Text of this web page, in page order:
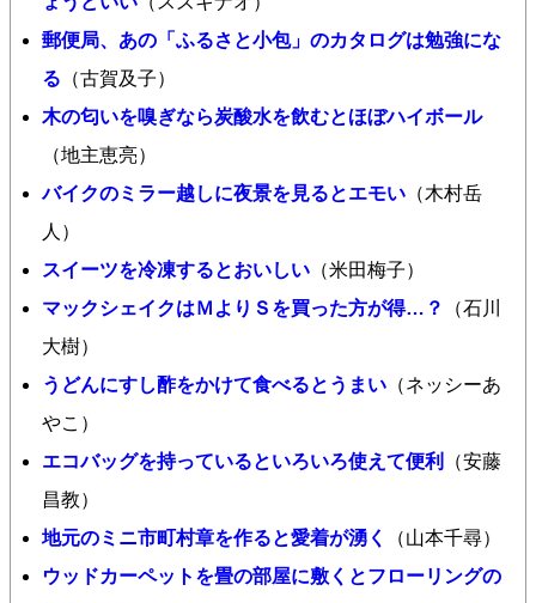
郵便局、あの「ふるさと小包」のカタログは勉強にな
る （古賀及子）
木の匂いを嗅ぎなら炭酸水を飲むとほぼハイボール
（地主恵亮）
バイクのミラー越しに夜景を見るとエモい （木村岳
人）
スイーツを冷凍するとおいしい （米田梅子）
マックシェイクはＭよりＳを買った方が得…？
（石川
大樹）
うどんにすし酢をかけて食べるとうまい （ネッシーあ
やこ）
エコバッグを持っているといろいろ使えて便利
（安藤
昌教）
地元のミニ市町村章を作ると愛着が湧く
（山本千尋）
ウッドカーペットを畳の部屋に敷くとフローリングの